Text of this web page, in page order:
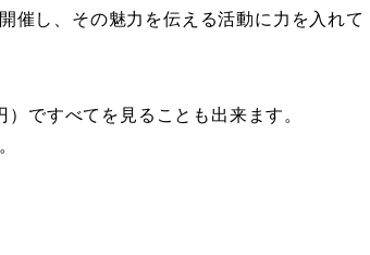
催し、その魅力を伝える活動に力を入れて
ですべてを見ることも出来ます。